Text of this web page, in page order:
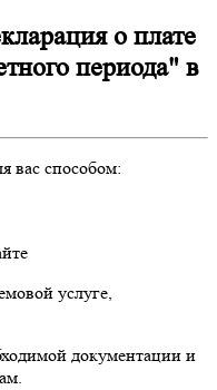
о плате
периода" в
вас способом:
услуге,
документации и